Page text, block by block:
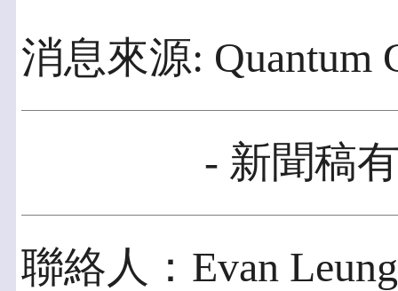
消息來源: Quantum
- 新聞稿
聯絡人：Evan Leung